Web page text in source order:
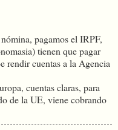
pagamos el IRPF,
tienen que pagar
rendir cuentas a la Agencia
cuentas claras, para
de la UE, viene cobrando